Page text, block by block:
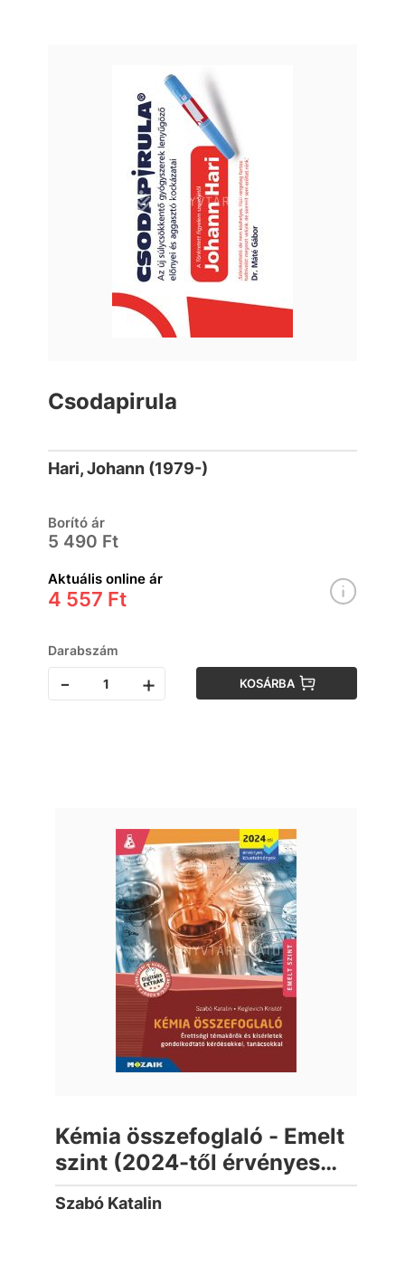
Csodapirula
Hari, Johann (1979-)
Borító ár
5 490 Ft
Aktuális online ár
4 557 Ft
Darabszám
- + KOSÁRBA
Kémia összefoglaló - Emelt
szint (2024-től érvényes
követelmények)
Szabó Katalin